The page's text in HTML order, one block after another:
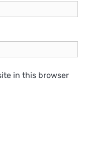
in this browser